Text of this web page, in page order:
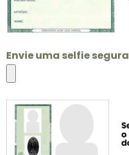
Envie uma selfie